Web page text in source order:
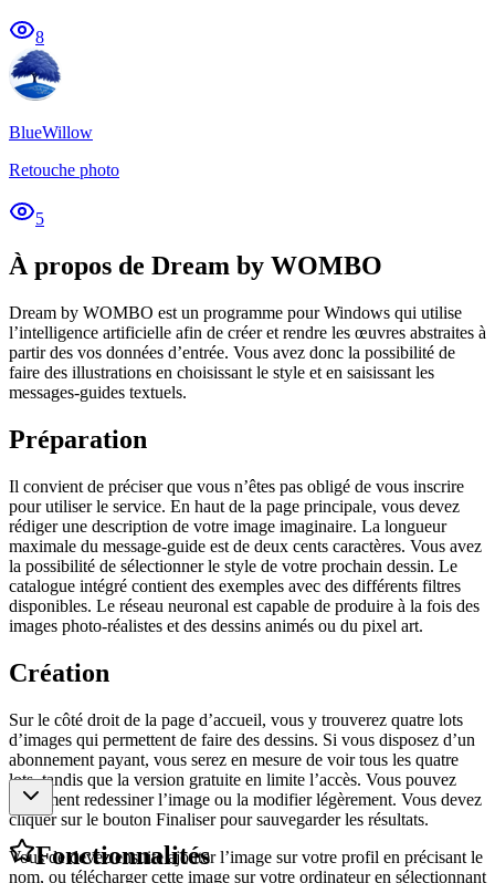
8
BlueWillow
Retouche photo
5
À propos de Dream by WOMBO
Dream by WOMBO est un programme pour Windows qui utilise
l’intelligence artificielle afin de créer et rendre les œuvres abstraites à
partir des vos données d’entrée. Vous avez donc la possibilité de
faire des illustrations en choisissant le style et en saisissant les
messages-guides textuels.
Préparation
Il convient de préciser que vous n’êtes pas obligé de vous inscrire
pour utiliser le service. En haut de la page principale, vous devez
rédiger une description de votre image imaginaire. La longueur
maximale du message-guide est de deux cents caractères. Vous avez
la possibilité de sélectionner le style de votre prochain dessin. Le
catalogue intégré contient des exemples avec des différents filtres
disponibles. Le réseau neuronal est capable de produire à la fois des
images photo-réalistes et des dessins animés ou du pixel art.
Création
Sur le côté droit de la page d’accueil, vous y trouverez quatre lots
d’images qui permettent de faire des dessins. Si vous disposez d’un
abonnement payant, vous serez en mesure de voir tous les quatre
lots, tandis que la version gratuite en limite l’accès. Vous pouvez
également redessiner l’image ou la modifier légèrement. Vous devez
cliquer sur le bouton Finaliser pour sauvegarder les résultats.
Vous de devez ensuite ajouter l’image sur votre profil en précisant le
nom, ou télécharger cette image sur votre ordinateur en sélectionnant
Fonctionnalités